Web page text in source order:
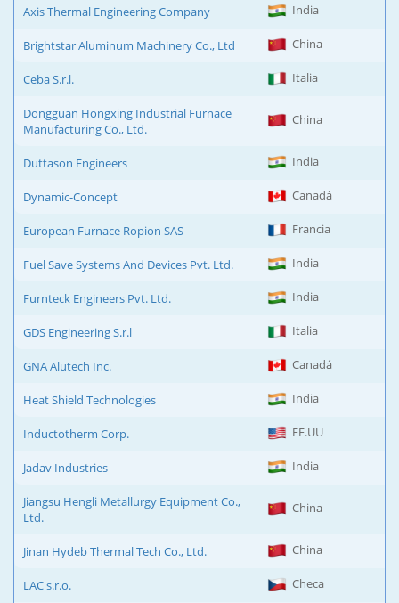
Axis Thermal Engineering Company India
Brightstar Aluminum Machinery Co., Ltd China
Ceba S.r.l. Italia
Dongguan Hongxing Industrial Furnace
Manufacturing Co., Ltd.
China
Duttason Engineers India
Dynamic-Concept Canadá
European Furnace Ropion SAS Francia
Fuel Save Systems And Devices Pvt. Ltd. India
Furnteck Engineers Pvt. Ltd. India
GDS Engineering S.r.l Italia
GNA Alutech Inc. Canadá
Heat Shield Technologies India
Inductotherm Corp. EE.UU
Jadav Industries India
Jiangsu Hengli Metallurgy Equipment Co.,
Ltd.
China
Jinan Hydeb Thermal Tech Co., Ltd. China
LAC s.r.o. Checa